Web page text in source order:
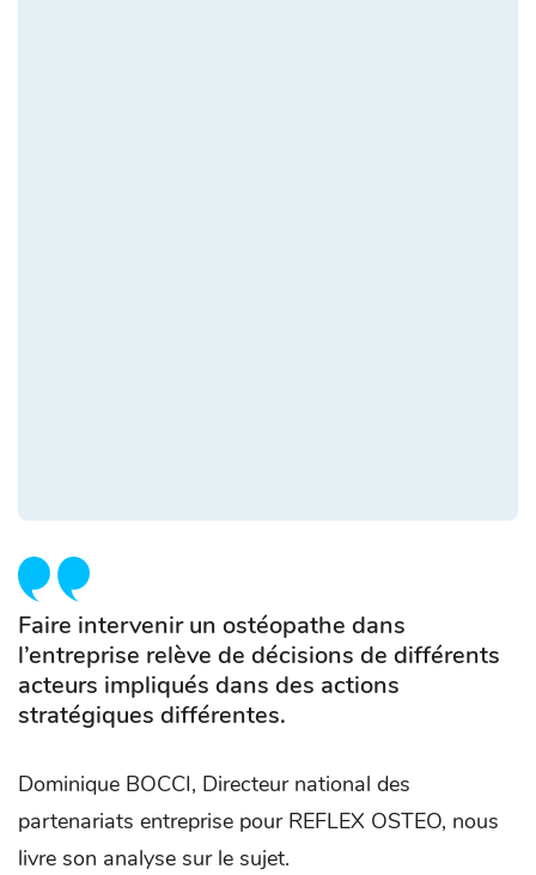
Faire intervenir un ostéopathe dans
l’entreprise relève de décisions de différents
acteurs impliqués dans des actions
stratégiques différentes.
Dominique BOCCI, Directeur national des
partenariats entreprise pour REFLEX OSTEO, nous
livre son analyse sur le sujet.